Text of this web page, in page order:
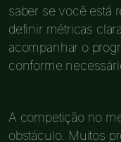
saber se você está
definir métricas
acompanhar o
conforme
A competição no
obstáculo. Muitos